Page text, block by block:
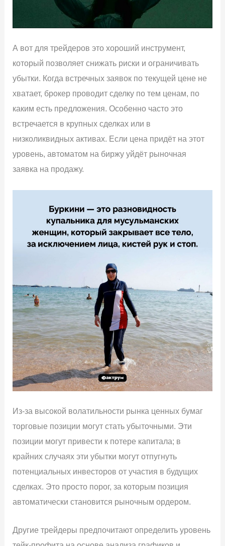
А вот для трейдеров это хороший инструмент,
который позволяет снижать риски и ограничивать
убытки. Когда встречных заявок по текущей цене не
хватает, брокер проводит сделку по тем ценам, по
каким есть предложения. Особенно часто это
встречается в крупных сделках или в
низколиквидных активах. Если цена придёт на этот
уровень, автоматом на биржу уйдёт рыночная
заявка на продажу.
Из-за высокой волатильности рынка ценных бумаг
торговые позиции могут стать убыточными. Эти
позиции могут привести к потере капитала; в
крайних случаях эти убытки могут отпугнуть
потенциальных инвесторов от участия в будущих
сделках. Это просто порог, за которым позиция
автоматически становится рыночным ордером.
Другие трейдеры предпочитают определить уровень